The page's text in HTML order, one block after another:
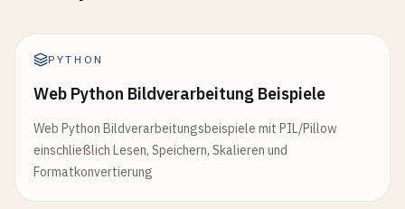
PYTHON
Web Python Bildverarbeitung Beispiele
Web Python Bildverarbeitungsbeispiele mit PIL/Pillow
einschließlich Lesen, Speichern, Skalieren und
Formatkonvertierung